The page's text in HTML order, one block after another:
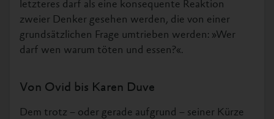
letzteres darf als eine konsequente Reaktion
zweier Denker gesehen werden, die von einer
grundsätzlichen Frage umtrieben werden: »Wer
darf wen warum töten und essen?«.
Von Ovid bis Karen Duve
Dem trotz – oder gerade aufgrund – seiner Kürze